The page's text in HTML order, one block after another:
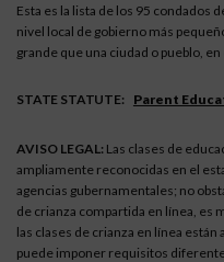
Esta es la lista de los 95 condados
nivel local de gobierno más
grande que una ciudad o pueblo,
STATE STATUTE: Parent
AVISO LEGAL: Las clases de
ampliamente reconocidas en el
agencias gubernamentales; no
de crianza compartida en línea, es
las clases de crianza en línea
puede imponer requisitos